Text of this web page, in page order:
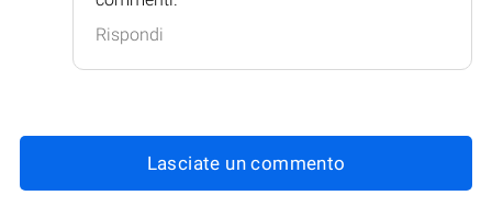
Rispondi
Lasciate un commento